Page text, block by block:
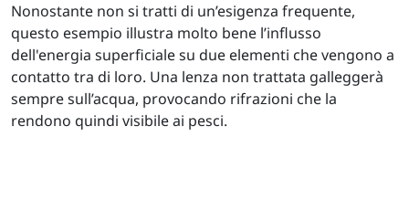
Nonostante non si tratti di un’esigenza frequente,
questo esempio illustra molto bene l’influsso
dell'energia superficiale su due elementi che vengono a
contatto tra di loro. Una lenza non trattata galleggerà
sempre sull’acqua, provocando rifrazioni che la
rendono quindi visibile ai pesci.